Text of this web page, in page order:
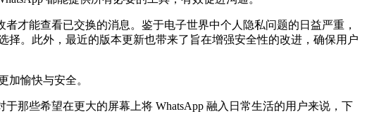
才能查看已交换的消息。鉴于电子世界中个人隐私问题的日益严重，
择。此外，最近的版本更新也带来了旨在增强安全性的改进，确保用户
加愉快与安全。
那些希望在更大的屏幕上将 WhatsApp 融入日常生活的用户来说，下